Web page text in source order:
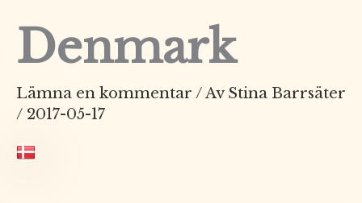
Denmark
Lämna en kommentar / Av Stina Barrsäter
/ 2017-05-17